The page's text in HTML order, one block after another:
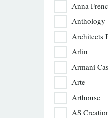
Anna
Anthology
Architects
Arlin
Armani
Arte
Arthouse
AS